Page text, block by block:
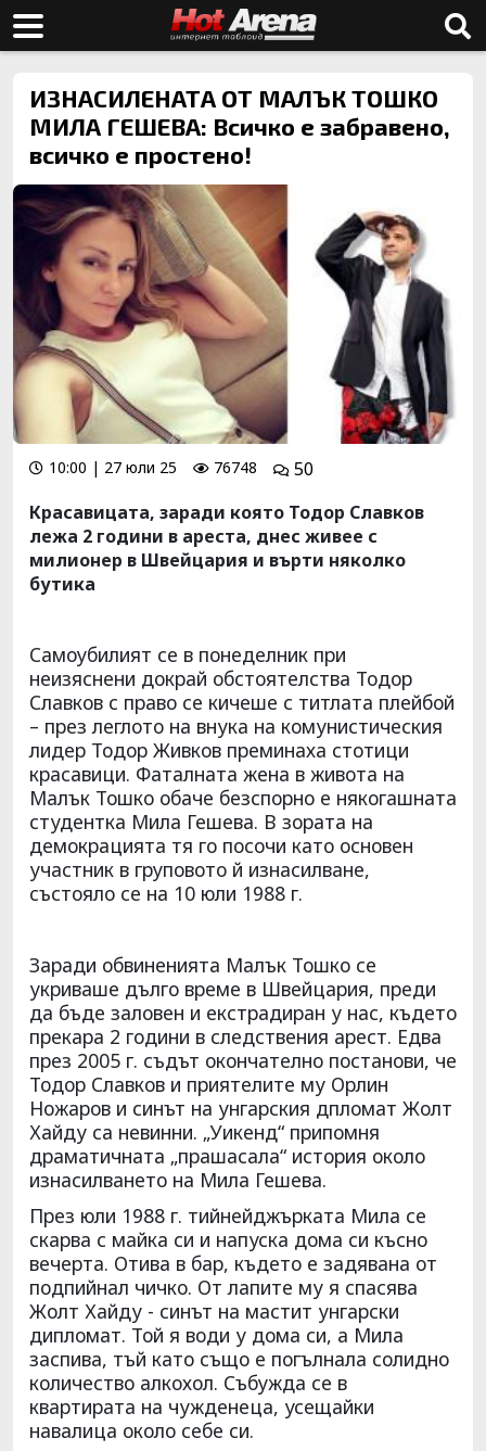
ИЗНАСИЛЕНАТА ОТ МАЛЪК ТОШКО
МИЛА ГЕШЕВА: Всичко е забравено,
всичко е простено!
10:00 | 27 юли 25 76748
50
Красавицата, заради която Тодор Славков
лежа 2 години в ареста, днес живее с
милионер в Швейцария и върти няколко
бутика
Самоубилият се в понеделник при
неизяснени докрай обстоятелства Тодор
Славков с право се кичеше с титлата плейбой
– през леглото на внука на комунистическия
лидер Тодор Живков преминаха стотици
красавици. Фаталната жена в живота на
Малък Тошко обаче безспорно е някогашната
студентка Мила Гешева. В зората на
демокрацията тя го посочи като основен
участник в груповото й изнасилване,
състояло се на 10 юли 1988 г.
Заради обвиненията Малък Тошко се
укриваше дълго време в Швейцария, преди
да бъде заловен и екстрадиран у нас, където
прекара 2 години в следствения арест. Едва
през 2005 г. съдът окончателно постанови, че
Тодор Славков и приятелите му Орлин
Ножаров и синът на унгарския дпломат Жолт
Хайду са невинни. „Уикенд“ припомня
драматичната „прашасала“ история около
изнасилването на Мила Гешева.
През юли 1988 г. тийнейджърката Мила се
скарва с майка си и напуска дома си късно
вечерта. Отива в бар, където е задявана от
подпийнал чичко. От лапите му я спасява
Жолт Хайду - синът на мастит унгарски
дипломат. Той я води у дома си, а Мила
заспива, тъй като също е погълнала солидно
количество алкохол. Събужда се в
квартирата на чужденеца, усещайки
навалица около себе си.